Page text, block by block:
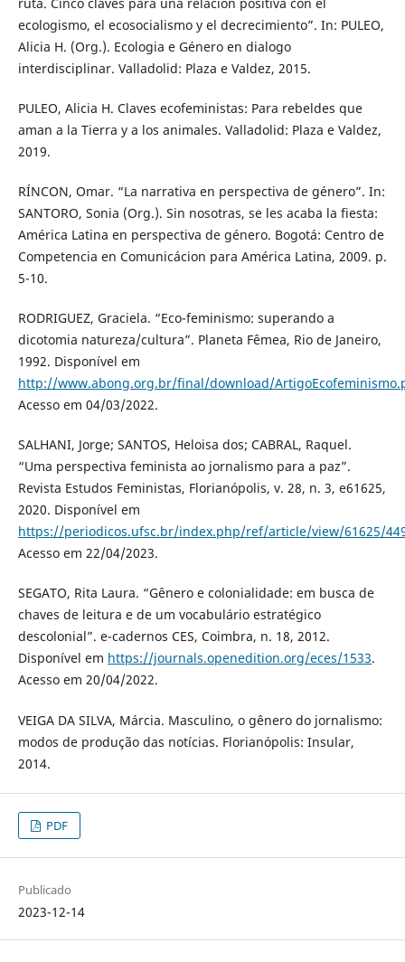
ruta. Cinco claves para una relación positiva con el
ecologismo, el ecosocialismo y el decrecimiento”. In: PULEO,
Alicia H. (Org.). Ecologia e Género en dialogo
interdisciplinar. Valladolid: Plaza e Valdez, 2015.
PULEO, Alicia H. Claves ecofeministas: Para rebeldes que
aman a la Tierra y a los animales. Valladolid: Plaza e Valdez,
2019.
RÍNCON, Omar. “La narrativa en perspectiva de género”. In:
SANTORO, Sonia (Org.). Sin nosotras, se les acaba la fiesta:
América Latina en perspectiva de género. Bogotá: Centro de
Competencia en Comunicácion para América Latina, 2009. p.
5-10.
RODRIGUEZ, Graciela. “Eco-feminismo: superando a
dicotomia natureza/cultura”. Planeta Fêmea, Rio de Janeiro,
1992. Disponível em
http://www.abong.org.br/final/download/
Acesso em 04/03/2022.
SALHANI, Jorge; SANTOS, Heloisa dos; CABRAL, Raquel.
“Uma perspectiva feminista ao jornalismo para a paz”.
Revista Estudos Feministas, Florianópolis, v. 28, n. 3, e61625,
2020. Disponível em
https://periodicos.ufsc.br/index.php/ref/article/view/61625/
Acesso em 22/04/2023.
SEGATO, Rita Laura. “Gênero e colonialidade: em busca de
chaves de leitura e de um vocabulário estratégico
descolonial”. e-cadernos CES, Coimbra, n. 18, 2012.
Disponível em https://journals.openedition.org/eces/1533.
Acesso em 20/04/2022.
VEIGA DA SILVA, Márcia. Masculino, o gênero do jornalismo:
modos de produção das notícias. Florianópolis: Insular,
2014.
PDF
Publicado
2023-12-14